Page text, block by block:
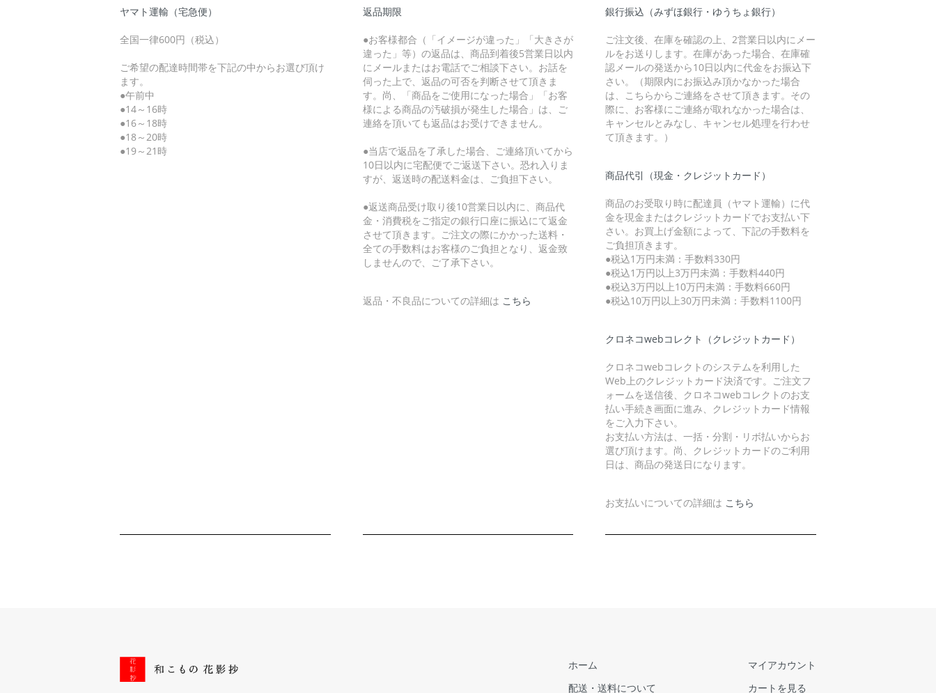
ヤマト運輸（宅急便）
全国一律600円（税込）
ご希望の配達時間帯を下記の中からお選び頂け
ます。
●午前中
●14～16時
●16～18時
●18～20時
●19～21時
返品期限
●お客様都合（「イメージが違った」「大きさが
違った」等）の返品は、商品到着後5営業日以内
にメールまたはお電話でご相談下さい。お話を
伺った上で、返品の可否を判断させて頂きま
す。尚、「商品をご使用になった場合」「お客
様による商品の汚破損が発生した場合」は、ご
連絡を頂いても返品はお受けできません。
●当店で返品を了承した場合、ご連絡頂いてから
10日以内に宅配便でご返送下さい。恐れ入りま
すが、返送時の配送料金は、ご負担下さい。
●返送商品受け取り後10営業日以内に、商品代
金・消費税をご指定の銀行口座に振込にて返金
させて頂きます。ご注文の際にかかった送料・
全ての手数料はお客様のご負担となり、返金致
しませんので、ご了承下さい。
返品・不良品についての詳細は こちら
銀行振込（みずほ銀行・ゆうちょ銀行）
ご注文後、在庫を確認の上、2営業日以内にメー
ルをお送りします。在庫があった場合、在庫確
認メールの発送から10日以内に代金をお振込下
さい。（期限内にお振込み頂かなかった場合
は、こちらからご連絡をさせて頂きます。その
際に、お客様にご連絡が取れなかった場合は、
キャンセルとみなし、キャンセル処理を行わせ
て頂きます。）
商品代引（現金・クレジットカード）
商品のお受取り時に配達員（ヤマト運輸）に代
金を現金またはクレジットカードでお支払い下
さい。お買上げ金額によって、下記の手数料を
ご負担頂きます。
●税込1万円未満：手数料330円
●税込1万円以上3万円未満：手数料440円
●税込3万円以上10万円未満：手数料660円
●税込10万円以上30万円未満：手数料1100円
クロネコwebコレクト（クレジットカード）
クロネコwebコレクトのシステムを利用した
Web上のクレジットカード決済です。ご注文フ
ォームを送信後、クロネコwebコレクトのお支
払い手続き画面に進み、クレジットカード情報
をご入力下さい。
お支払い方法は、一括・分割・リボ払いからお
選び頂けます。尚、クレジットカードのご利用
日は、商品の発送日になります。
お支払いについての詳細は こちら
ホーム
配送・送料について
マイアカウント
カートを見る